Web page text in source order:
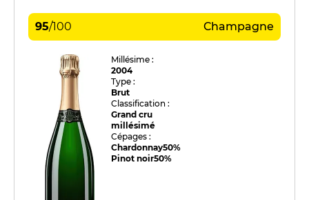
95/100 Champagne
Millésime :
2004
Type :
Brut
Classification :
Grand cru
millésimé
Cépages :
Chardonnay50%
Pinot noir50%